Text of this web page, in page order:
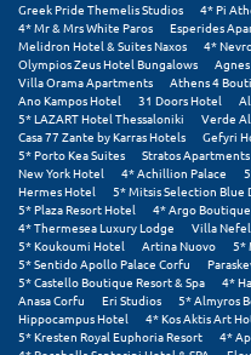
Μεσσηνία
Μετέωρα
Μέτσοβο
Μήλος
Μονεμβασιά
Μουζάκι
Μπαλί Κρήτης
Greek Pride Themelis Studios
4* Pi
4* Mr & Mrs White Paros
Esperides
Melidron Hotel & Suites Naxos
4*
Olympios Zeus Hotel Bungalows
Villa Orama Apartments
Athens 4
Ano Kampos Hotel
31 Doors Hotel
5* LAZART Hotel Thessaloniki
Verde
Casa 77 Zante by Karras Hotels
Gefyri
5* Porto Kea Suites
Stratos
New York Hotel
4* Achillion Palace
Hermes Hotel
5* Mitsis Selection Blue
5* Plaza Resort Hotel
4* Argo
4* Thermesea Luxury Lodge
Villa
5* Koukoumi Hotel
Artina Nuovo
5*
5* Sentido Apollo Palace Corfu
5* Castello Boutique Resort & Spa
4*
Anasa Corfu
Eri Studios 5* Almyros
Hippocampus Hotel
4* Kos Aktis Art
5* Kresten Royal Euphoria Resort
4*